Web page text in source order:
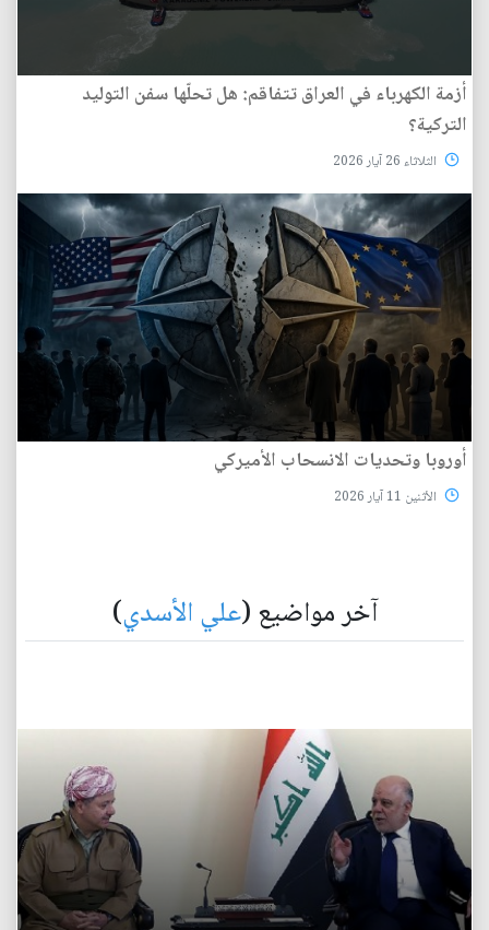
أزمة الكهرباء في العراق تتفاقم: هل تحلّها سفن التوليد
التركية؟
الثلاثاء 26 آيار 2026
أوروبا وتحديات الانسحاب الأميركي
الأثنين 11 آيار 2026
آخر مواضيع (علي الأسدي)